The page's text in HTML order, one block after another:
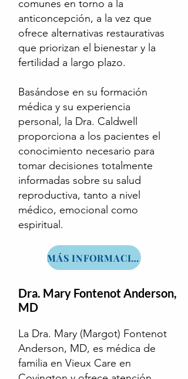
comunes en torno a la
anticoncepción, a la vez que
ofrece alternativas restaurativas
que priorizan el bienestar y la
fertilidad a largo plazo.
Basándose en su formación
médica y su experiencia
personal, la Dra. Caldwell
proporciona a los pacientes el
conocimiento necesario para
tomar decisiones totalmente
informadas sobre su salud
reproductiva, tanto a nivel
médico, emocional como
espiritual.
MÁS INFORMACIÓN
Dra. Mary Fontenot Anderson,
MD
La Dra. Mary (Margot) Fontenot
Anderson, MD, es médica de
familia en Vieux Care en